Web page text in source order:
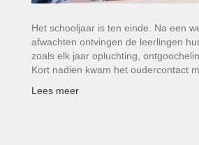
Het schooljaar is ten einde. Na een
afwachten ontvingen de leerlingen
zoals elk jaar opluchting,
Kort nadien kwam het oudercontact
Lees meer